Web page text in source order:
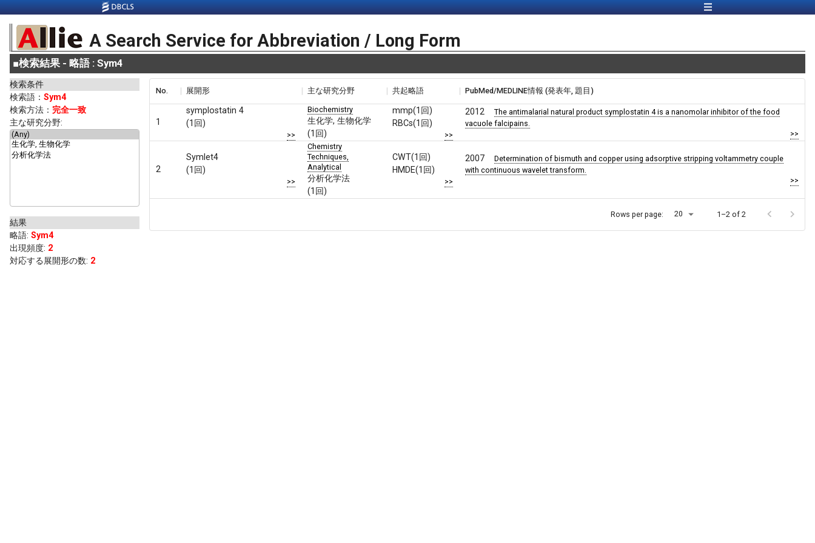
A Search Service for Abbreviation / Long Form
■検索結果 - 略語 : Sym4
検索条件
検索語： Sym4
検索方法： 完全一致
主な研究分野:
結果
略語: Sym4
出現頻度: 2
対応する展開形の数: 2
No. 展開形 主な研究分野 共起略語 PubMed/MEDLINE情報 (発表年, 題目)
1
symplostatin 4
(1回)
>>
Biochemistry
生化学, 生物化学
(1回)
mmp(1回)
RBCs(1回)
>>
2012
The antimalarial natural product symplostatin 4 is a nanomolar inhibitor of the food
vacuole falcipains.
>>
2
Symlet4
(1回)
>>
Chemistry
Techniques,
Analytical
分析化学法
(1回)
CWT(1回)
HMDE(1回)
>>
2007
Determination of bismuth and copper using adsorptive stripping voltammetry couple
with continuous wavelet transform.
>>
Rows per page: 20 1–2 of 2